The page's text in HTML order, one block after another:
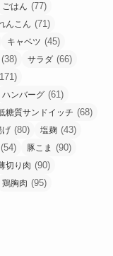
ごはん (77)
んこん (71)
キャベツ (45)
(38) サラダ (66)
ハンバーグ (61)
糖質サンドイッチ (68)
げ (80) 塩麹 (43)
(54) 豚こま (90)
切り肉 (90)
鶏胸肉 (95)